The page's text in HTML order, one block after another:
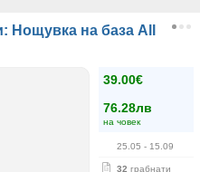
Нощувка на база All
39.00€
76.28лв
на човек
25.05 - 15.09
32 грабнати